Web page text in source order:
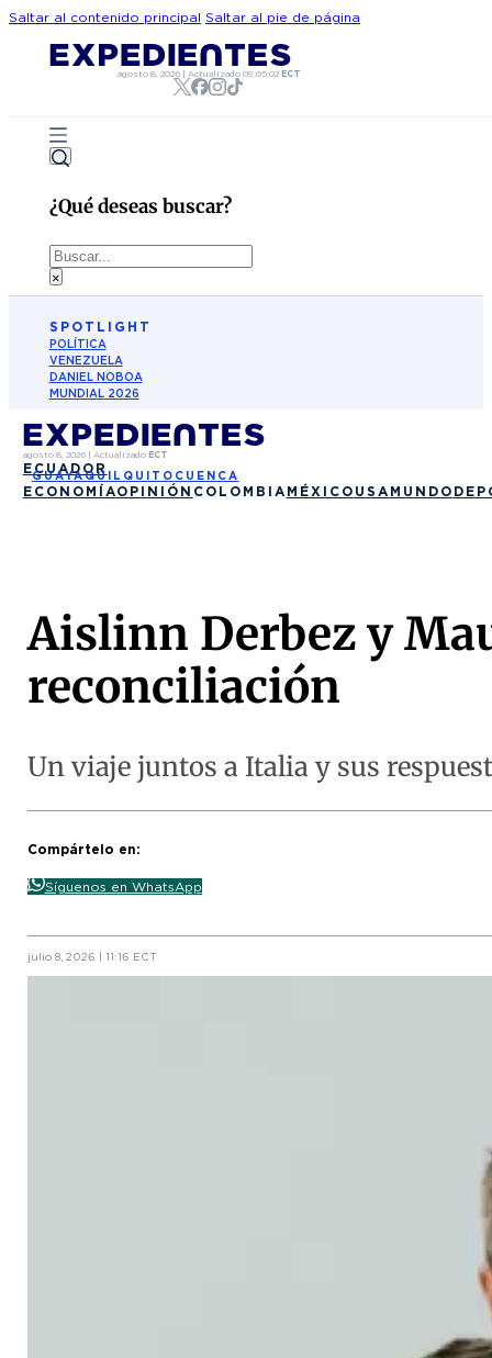
Saltar al contenido principal Saltar al pie de página
agosto 8, 2026| Actualizado 09:05:02 ECT
¿Qué deseas buscar?
Buscar
×
SPOTLIGHT
POLÍTICA
VENEZUELA
DANIEL NOBOA
MUNDIAL 2026
agosto 8, 2026| Actualizado ECT
ECUADOR
GUAYAQUIL QUITO CUENCA
ECONOMÍAOPINIÓN COLOMBIA MÉXICO USA MUNDO
Aislinn Derbez y
reconciliación
Un viaje juntos a Italia y sus
Compártelo en:
Síguenos en WhatsApp
julio 8, 2026 | 11:16 ECT